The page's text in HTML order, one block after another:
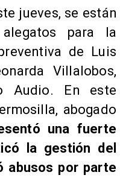
jueves, se están
para la
de Luis
Villalobos,
Audio. En este
abogado
una fuerte
la gestión del
abusos por parte